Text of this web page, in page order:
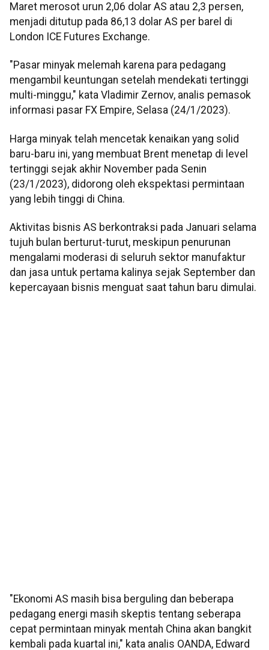
Maret merosot urun 2,06 dolar AS atau 2,3 persen,
menjadi ditutup pada 86,13 dolar AS per barel di
London ICE Futures Exchange.
"Pasar minyak melemah karena para pedagang
mengambil keuntungan setelah mendekati tertinggi
multi-minggu," kata Vladimir Zernov, analis pemasok
informasi pasar FX Empire, Selasa (24/1/2023).
Harga minyak telah mencetak kenaikan yang solid
baru-baru ini, yang membuat Brent menetap di level
tertinggi sejak akhir November pada Senin
(23/1/2023), didorong oleh ekspektasi permintaan
yang lebih tinggi di China.
Aktivitas bisnis AS berkontraksi pada Januari selama
tujuh bulan berturut-turut, meskipun penurunan
mengalami moderasi di seluruh sektor manufaktur
dan jasa untuk pertama kalinya sejak September dan
kepercayaan bisnis menguat saat tahun baru dimulai.
"Ekonomi AS masih bisa berguling dan beberapa
pedagang energi masih skeptis tentang seberapa
cepat permintaan minyak mentah China akan bangkit
kembali pada kuartal ini," kata analis OANDA, Edward